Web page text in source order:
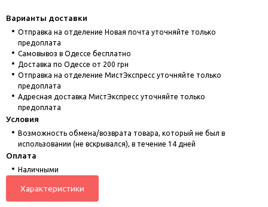
Варианты доставки
Отправка на отделение Новая почта уточняйте только
предоплата
Cамовывоз в Одессе бесплатно
Доставка по Одессе от 200 грн
Отправка на отделение МистЭкспресс уточняйте только
предоплата
Адресная доставка МистЭкспресс уточняйте только
предоплата
Условия
Возможность обмена/возврата товара, который не был в
использовании (не вскрывался), в течение 14 дней
Оплата
Наличными
Характеристики